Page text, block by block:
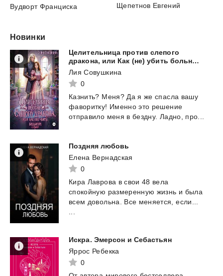
Вудворт Франциска
Щепетнов Евгений
Новинки
Целительница против слепого
дракона, или Как (не) убить больного
Лия Совушкина
0
Казнить? Меня? Да я же спасла вашу
фаворитку! Именно это решение
отправило меня в бездну. Ладно, про...
Поздняя любовь
Елена Вернадская
0
Кира Лаврова в свои 48 вела
спокойную размеренную жизнь и была
всем довольна. Все меняется, если...
Искра. Эмерсон и Себастьян
Яррос Ребекка
0